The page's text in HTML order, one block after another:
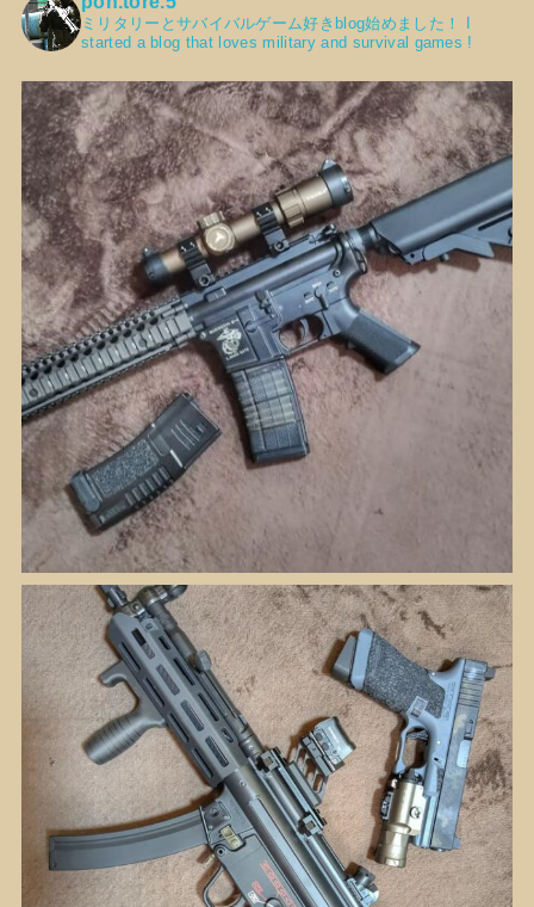
ミリタリーとサバイバルゲーム好きblog始めました！
started a blog that loves military and survival games !